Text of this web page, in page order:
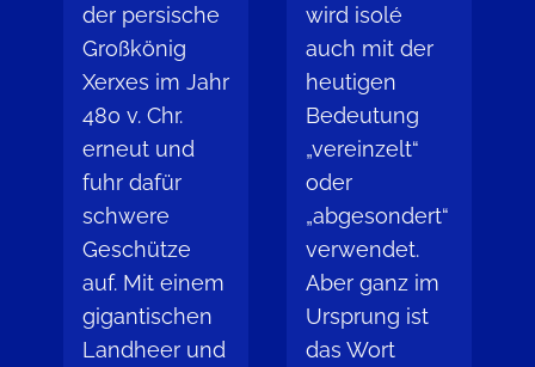
der persische
Großkönig
Xerxes im Jahr
480 v. Chr.
erneut und
fuhr dafür
schwere
Geschütze
auf. Mit einem
gigantischen
Landheer und
wird isolé
auch mit der
heutigen
Bedeutung
„vereinzelt“
oder
„abgesondert“
verwendet.
Aber ganz im
Ursprung ist
das Wort